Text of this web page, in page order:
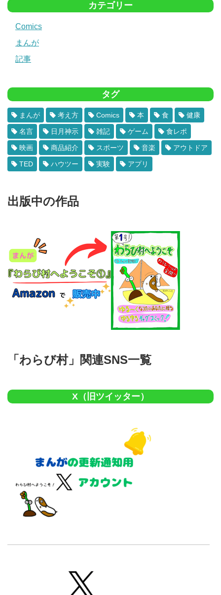
カテゴリー
Comics
まんが
記事
タグ
まんが 考え方 Comics 本 食 健康
名言 日月神示 雑記 ゲーム 食レポ
映画 商品紹介 スポーツ 音楽 アウトドア
TED ハウツー 実験 アプリ
出版中の作品
「わらび村」関連SNS一覧
X（旧ツイッター）